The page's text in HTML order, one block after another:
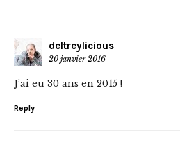
deltreylicious
20 janvier 2016
J’ai eu 30 ans en 2015 !
Reply